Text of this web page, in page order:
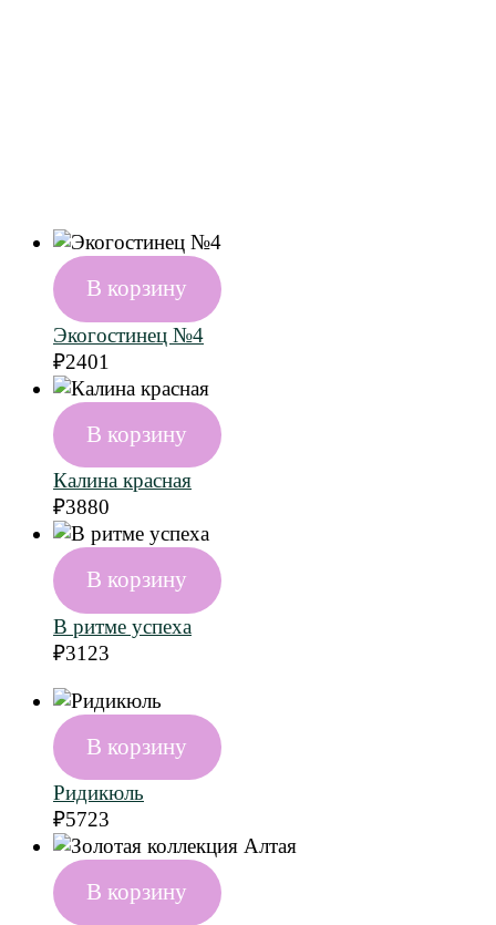
В корзину
Экогостинец №4
₽2401
В корзину
Калина красная
₽3880
В корзину
В ритме успеха
₽3123
В корзину
Ридикюль
₽5723
В корзину